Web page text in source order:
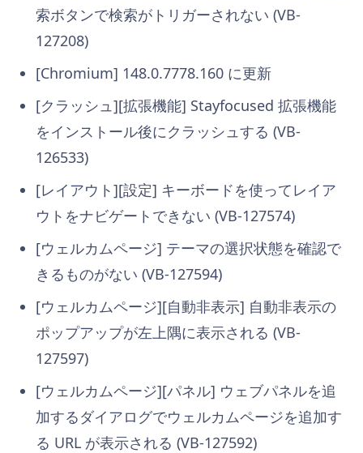
索ボタンで検索がトリガーされない (VB-
127208)
[Chromium] 148.0.7778.160 に更新
[クラッシュ][拡張機能] Stayfocused 拡張機能
をインストール後にクラッシュする (VB-
126533)
[レイアウト][設定] キーボードを使ってレイア
ウトをナビゲートできない (VB-127574)
[ウェルカムページ] テーマの選択状態を確認で
きるものがない (VB-127594)
[ウェルカムページ][自動非表示] 自動非表示の
ポップアップが左上隅に表示される (VB-
127597)
[ウェルカムページ][パネル] ウェブパネルを追
加するダイアログでウェルカムページを追加す
る URL が表示される (VB-127592)